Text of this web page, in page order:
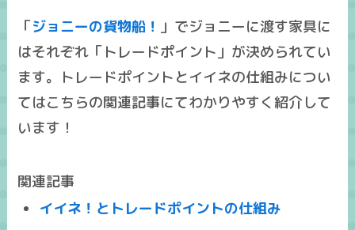
「ジョニーの貨物船！ 」でジョニーに渡す家具に
はそれぞれ「トレードポイント」が決められてい
ます。トレードポイントとイイネの仕組みについ
てはこちらの関連記事にてわかりやすく紹介して
います！
関連記事
イイネ！とトレードポイントの仕組み